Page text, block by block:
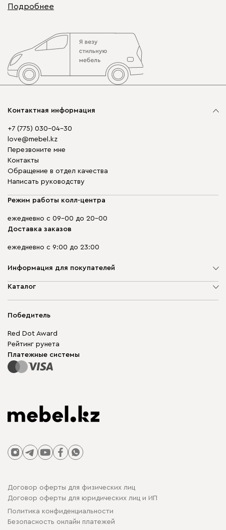
Подробнее
Контактная информация
+7 (775) 030-04-30
love@mebel.kz
Перезвоните мне
Контакты
Обращение в отдел качества
Написать руководству
Режим работы колл-центра
ежедневно с 09-00 до 20-00
Доставка заказов
ежедневно с 9:00 до 23:00
Информация для покупателей
О компании
Гарантия
Для бизнеса
Карта сайта
Каталог
Корпусная мебель
Модульная мебель
Столы и стулья
Победитель
Red Dot Award
Рейтинг рунета
Платежные системы
Договор оферты для физических лиц
Договор оферты для юридических лиц и ИП
Политика конфиденциальности
Безопасность онлайн платежей